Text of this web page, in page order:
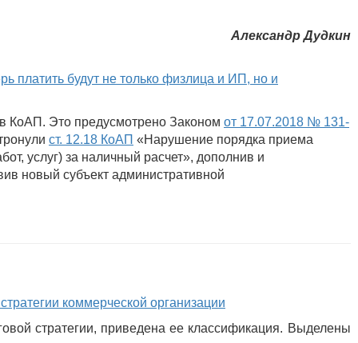
Александр Дудкин
платить будут не только физлица и ИП, но и
КоАП. Это предусмотрено Законом от 17.07.2018 № 131-
ст. 12.18 КоАП «Нарушение порядка приема
услуг) за наличный расчет», дополнив и
новый субъект административной
коммерческой организации
стратегии, приведена ее классификация. Выделены